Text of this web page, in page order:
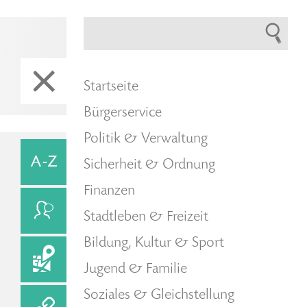
Startseite
Bürgerservice
Politik & Verwaltung
Sicherheit & Ordnung
Finanzen
Stadtleben & Freizeit
Bildung, Kultur & Sport
Jugend & Familie
Soziales & Gleichstellung